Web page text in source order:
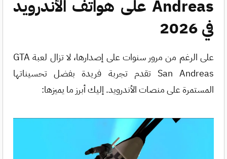
Andreas على هواتف الأندرويد
في 2026
على الرغم من مرور سنوات على إصدارها، لا تزال لعبة GTA
San Andreas تقدم تجربة فريدة بفضل تحسيناتها
المستمرة على منصات الأندرويد. إليك أبرز ما يميزها: